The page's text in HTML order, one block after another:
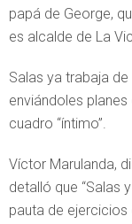
papá de George,
es alcalde de La
Salas ya trabaja
enviándoles
cuadro “íntimo”.
Víctor Marulanda,
detalló que “Salas
pauta de ejercicios